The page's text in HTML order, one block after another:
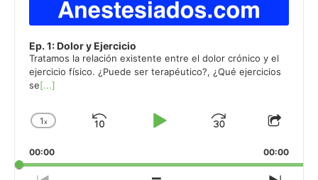
Ep. 1: Dolor y Ejercicio
Tratamos la relación existente entre el dolor crónico y el
ejercicio físico. ¿Puede ser terapéutico?, ¿Qué ejercicios
se[...]
Change
Rate
1x
Skip
Play
Jump
Forward
Share
00:00 00:00